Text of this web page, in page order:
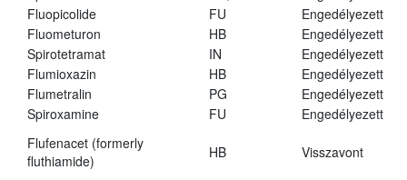
Fluopicolide
FU
Engedélyezett
Fluometuron
HB
Engedélyezett
Spirotetramat
IN
Engedélyezett
Flumioxazin
HB
Engedélyezett
Flumetralin
PG
Engedélyezett
Spiroxamine
FU
Engedélyezett
Flufenacet (formerly
fluthiamide)
HB Visszavont